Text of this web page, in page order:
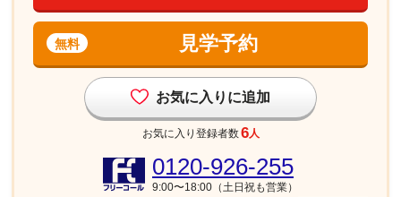
見学予約
無料
お気に入りに追加
お気に入り登録者数6人
0120-926-255
9:00〜18:00（土日祝も営業）